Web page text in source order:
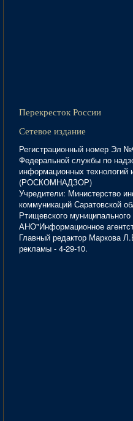
Перекресток России
Сетевое издание
Регистрационный номер Эл
Федеральной службы по
информационных технологий
(РОСКОМНАДЗОР)
Учредители: Министерство
коммуникаций Саратовской
Ртищевского
АНО"Информационное
Главный редактор Маркова
рекламы - 4-29-10.